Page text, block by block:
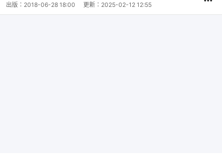
出版： 2018-06-28 18:00 更新： 2025-02-12 12:55